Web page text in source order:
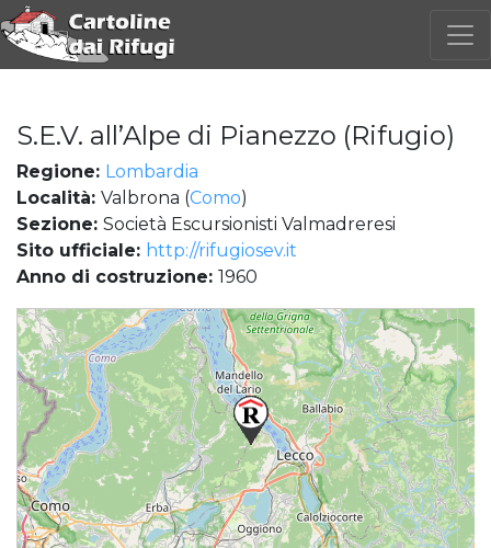
S.E.V. all’Alpe di Pianezzo (Rifugio)
Regione: Lombardia
Località: Valbrona (Como)
Sezione: Società Escursionisti Valmadreresi
Sito ufficiale: http://rifugiosev.it
Anno di costruzione: 1960